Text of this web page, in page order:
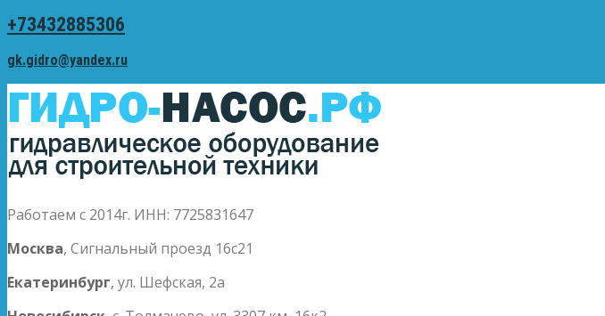
+73432885306
gk.gidro@yandex.ru
Работаем с 2014г. ИНН: 7725831647
Москва, Сигнальный проезд 16с21
Екатеринбург, ул. Шефская, 2а